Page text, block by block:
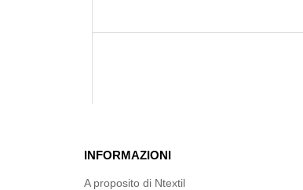
INFORMAZIONI
A proposito di Ntextil